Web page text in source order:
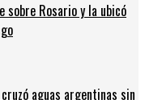
sobre Rosario y la ubicó
aguas argentinas sin